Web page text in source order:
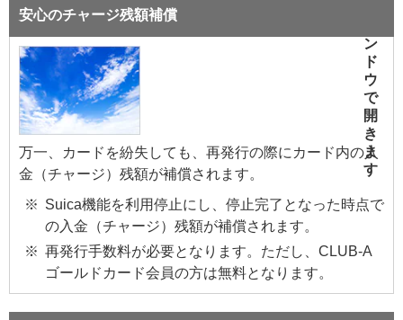
安心のチャージ残額補償
万一、カードを紛失しても、再発行の際にカード内の入
金（チャージ）残額が補償されます。
Suica機能を利用停止にし、停止完了となった時点で
の入金（チャージ）残額が補償されます。
再発行手数料が必要となります。ただし、CLUB-A
ゴールドカード会員の方は無料となります。